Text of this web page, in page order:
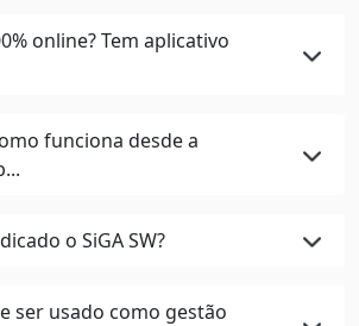
online? Tem aplicativo
funciona desde a
o SiGA SW?
ser usado como gestão